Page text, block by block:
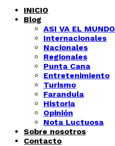
INICIO
Blog
ASI VA EL MUNDO
Internacionales
Nacionales
Regionales
Punta Cana
Entretenimiento
Turismo
Farandula
Historia
Opinión
Nota Luctuosa
Sobre nosotros
Contacto